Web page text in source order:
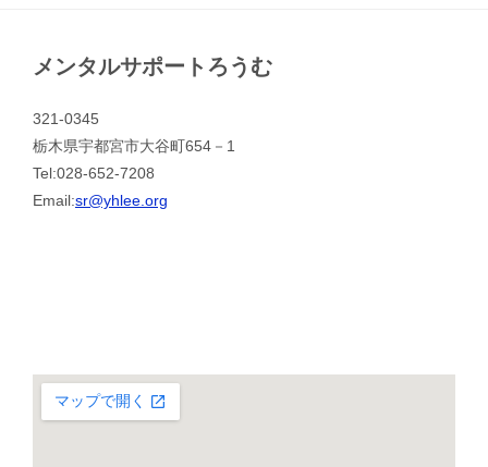
メンタルサポートろうむ
321-0345
栃木県宇都宮市大谷町654－1
Tel:028-652-7208
Email:sr@yhlee.org